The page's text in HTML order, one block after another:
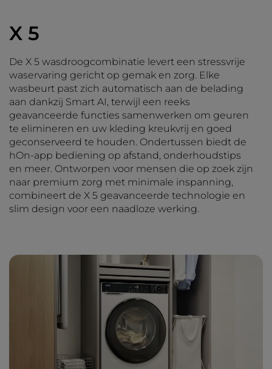
X 5
De X 5 wasdroogcombinatie levert een stressvrije
waservaring gericht op gemak en zorg. Elke
wasbeurt past zich automatisch aan de belading
aan dankzij Smart AI, terwijl een reeks
geavanceerde functies samenwerken om geuren
te elimineren en uw kleding kreukvrij en goed
geconserveerd te houden. Ondertussen biedt de
hOn-app bediening op afstand, onderhoudstips
en meer. Ontworpen voor mensen die op zoek zijn
naar premium zorg met minimale inspanning,
combineert de X 5 geavanceerde technologie en
slim design voor een naadloze werking.